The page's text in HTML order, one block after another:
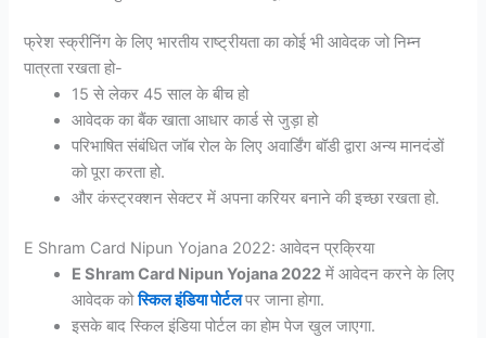
फ्रेश स्क्रीनिंग के लिए भारतीय राष्ट्रीयता का कोई भी आवेदक जो निम्न
पात्रता रखता हो-
15 से लेकर 45 साल के बीच हो
आवेदक का बैंक खाता आधार कार्ड से जुड़ा हो
परिभाषित संबंधित जॉब रोल के लिए अवार्डिंग बॉडी द्वारा अन्य मानदंडों
को पूरा करता हो.
और कंस्ट्रक्शन सेक्टर में अपना करियर बनाने की इच्छा रखता हो.
E Shram Card Nipun Yojana 2022: आवेदन प्रक्रिया
E Shram Card Nipun Yojana 2022 में आवेदन करने के लिए
आवेदक कोस्किल इंडिया पोर्टलपर जाना होगा.
इसके बाद स्किल इंडिया पोर्टल का होम पेज खुल जाएगा.